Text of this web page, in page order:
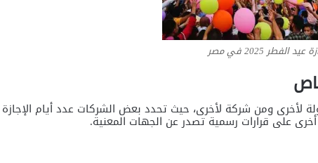
عيد الفطر 2025 في مصر
للقطاع الخاص من دولة لأخرى ومن شركة لأخرى، حيث تحدد بعض الشركات عدد أيام الإجازة
أخرى على قرارات رسمية تصدر عن الجهات المعنية.